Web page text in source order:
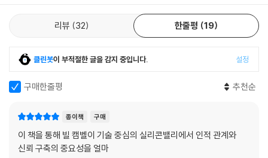
야 팀이 성공할 수 있다고 믿었다. 2004년 이사회 의장직 사임을 요구받
은 에릭 슈미트가 실망감에 퇴사를 결심했을 때 그를 설득한 사람은 빌이
었다. 이유는 단순했다. 이것이 회사에 최선인 결정이며 구글은 여전히 그
를 필요로 한다는 것이었다. 이후 14년간 에릭은 CEO로서 오늘날의 구글
을 만들었고, 2007년 이사회 의장직도 다시 얻었다.
팀을 만들기 위해서는 신뢰가 가장 중요하다. 신뢰란 ‘약한 모습을 보여줘
도 안전하다는 확신’이다. 빌은 항상 사람들과 자연스러운 모습 그대로를
보여도 괜찮은 관계를 만들었고, 상대에게도 투명함을 요구했다. 빌이 하
리뷰 32 한줄평 19
클린봇이 부적절한 글을 감지 중입니다. 설정
구매한줄평 추천순
종이책 구매
이 책을 통해 빌 캠벨이 기술 중심의 실리콘밸리에서 인적 관계와
신뢰 구축의 중요성을 얼마